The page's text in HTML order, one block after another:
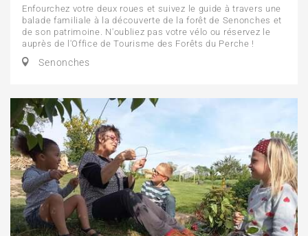
Enfourchez votre deux roues et suivez le guide à travers une
balade familiale à la découverte de la forêt de Senonches et
de son patrimoine. N'oubliez pas votre vélo ou réservez le
auprès de l'Office de Tourisme des Forêts du Perche !
Senonches